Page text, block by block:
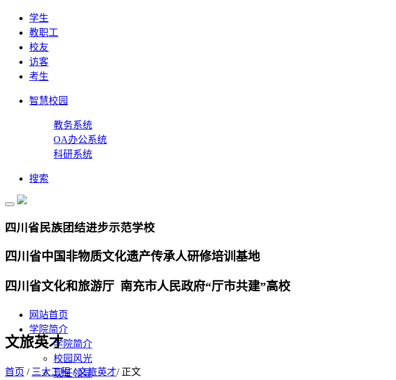
学生
教职工
校友
访客
考生
智慧校园
教务系统
OA办公系统
科研系统
搜索
四川省民族团结进步示范学校
四川省中国非物质文化遗产传承人研修培训基地
四川省文化和旅游厅 南充市人民政府“厅市共建”高校
网站首页
学院简介
学院简介
校园风光
现任领导
文旅英才
首页 / 三大工程/文旅英才/ 正文